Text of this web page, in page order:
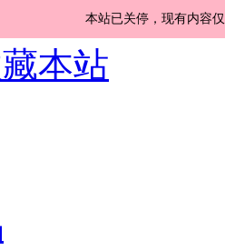
本站已关停，现有内容
本站